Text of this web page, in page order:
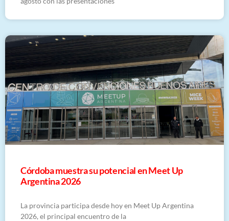
Córdoba muestra su potencial en Meet Up
Argentina 2026
La provincia participa desde hoy en Meet Up Argentina
2026, el principal encuentro de la